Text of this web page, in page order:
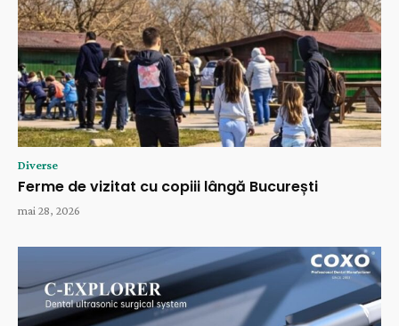
Diverse
Ferme de vizitat cu copiii lângă București
mai 28, 2026